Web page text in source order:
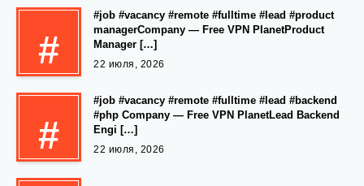
#
#job #vacancy #remote #fulltime #lead #product
managerCompany — Free VPN PlanetProduct
Manager […]
22 июля, 2026
#
#job #vacancy #remote #fulltime #lead #backend
#php Company — Free VPN PlanetLead Backend
Engi […]
22 июля, 2026